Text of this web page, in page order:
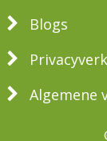
Blogs
Algemene